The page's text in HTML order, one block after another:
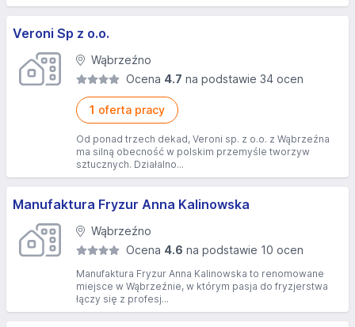
Veroni Sp z o.o.
Wąbrzeźno
Ocena 4.7 na podstawie 34 ocen
1 oferta pracy
Od ponad trzech dekad, Veroni sp. z o.o. z Wąbrzeźna
ma silną obecność w polskim przemyśle tworzyw
sztucznych. Działalno...
Manufaktura Fryzur Anna Kalinowska
Wąbrzeźno
Ocena 4.6 na podstawie 10 ocen
Manufaktura Fryzur Anna Kalinowska to renomowane
miejsce w Wąbrzeźnie, w którym pasja do fryzjerstwa
łączy się z profesj...